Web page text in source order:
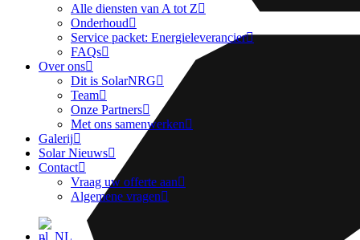
Alle diensten van A tot Z
Onderhoud
Service packet: Energieleverancier
FAQs
Over ons
Dit is SolarNRG
Team
Onze Partners
Met ons samenwerken
Galerij
Solar Nieuws
Contact
Vraag uw offerte aan
Algemene vragen